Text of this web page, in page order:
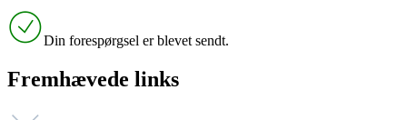
Din forespørgsel er blevet sendt.
Fremhævede links